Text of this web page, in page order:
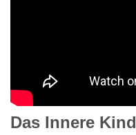
Das Innere Kind